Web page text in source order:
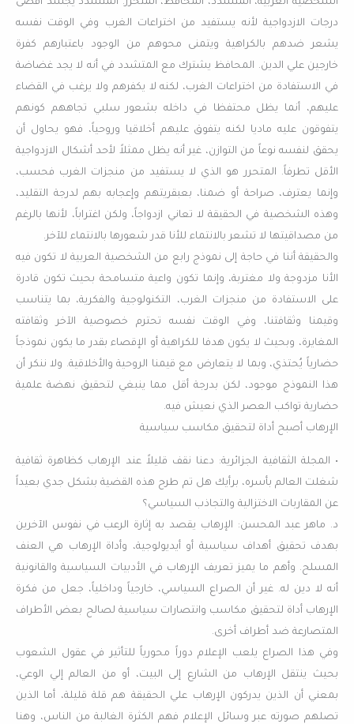
الشخصية العربية، المتشدد، المحافظ، المتحرر. المتشدد يجسد أقصى
درجات الازدواجية لأنه يستفيد من اختراعات الغرب وفي الوقت نفسه
يشعر ضدهم بالكراهية ويتمنى محوهم من الوجود باعتبارهم كفرة
خارجين علي الدين. المحافظ يشترك مع المتشدد في أنه لا يجد غضاضة
في الاستفادة من اختراعات الغرب، لكنه لا يكفرهم ولا يرغب في القضاء
عليهم، أنما يظل محتفظا في داخله بشعور سلبي تجاههم كونهم
يتفوقون عليه ماديا لكنه يتفوق عليهم أخلاقيا وروحياً، فهو يحاول أن
يحقق لنفسه نوعاً من التوازن، غير أنه يظل ممثلاً لأحد أشكال الازدواجية
الأقل تطرفاً. المتحرر هو الذي لا يستفيد من منجزات الغرب فحسب،
وإنما يعترف، صراحة أو ضمنا، بعبقريتهم وإعجابه بهم لدرجة التقليد،
وهذه الشخصية في الحقيقة لا تعاني ازدواجاً، ولكن اغتراباً، لأنها بالرغم
من مصداقيتها لا تشعر بالانتماء للأنا قدر شعورها بالانتماء للآخر.
والحقيقة أننا في حاجة إلى نموذج رابع من الشخصية العربية لا تكون فيه
الأنا مزدوجة ولا مغتربة، وإنما تكون واعية متسامحة بحيث تكون قادرة
على الاستفادة من منجزات الغرب، التكنولوجية والفكرية، بما يتناسب
وقيمنا وثقافتنا، وفي الوقت نفسه تحترم خصوصية الآخر وثقافته
المغايرة، وبحيث لا يكون هدفا للكراهية أو الإقصاء بقدر ما يكون نموذجاً
حضارياً يُحتذي، وبما لا يتعارض مع قيمنا الروحية والأخلاقية. ولا ننكر أن
هذا النموذج موجود، لكن بدرجة أقل مما ينبغي لتحقيق نهضة علمية
حضارية تواكب العصر الذي نعيش فيه.
الإرهاب أصبح أداة لتحقيق مكاسب سياسية
• المجلة الثقافية الجزائرية: دعنا نقف قليلاً عند الإرهاب كظاهرة ثقافية
شغلت العالم بأسره، برأيك هل تم طرح هذه القضية بشكل جدي بعيداً
عن المقاربات الاختزالية والتجاذب السياسي؟
د. ماهر عبد المحسن: الإرهاب يقصد به إثارة الرعب في نفوس الآخرين
بهدف تحقيق أهداف سياسية أو أيديولوجية، وأداة الإرهاب هي العنف
المسلح. وأهم ما يميز تعريف الإرهاب في الأدبيات السياسية والقانونية
أنه لا دين له. غير أن الصراع السياسي، خارجياً وداخلياً، جعل من فكرة
الإرهاب أداة لتحقيق مكاسب وانتصارات سياسية لصالح بعض الأطراف
المتصارعة ضد أطراف أخرى.
وفي هذا الصراع يلعب الإعلام دوراً محورياً للتأثير في عقول الشعوب
بحيث ينتقل الإرهاب من الشارع إلى البيت، أو من العالم إلي الوعي،
بمعني أن الذين يدركون الإرهاب علي الحقيقة هم قلة قليلة، أما الذين
تصلهم صورته عبر وسائل الإعلام فهم الكثرة الغالبة من الناس، وهنا